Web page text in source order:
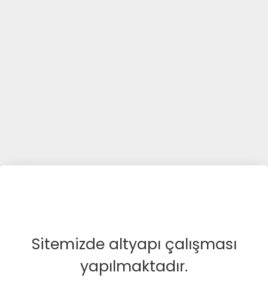
Sitemizde altyapı çalışması
yapılmaktadır.